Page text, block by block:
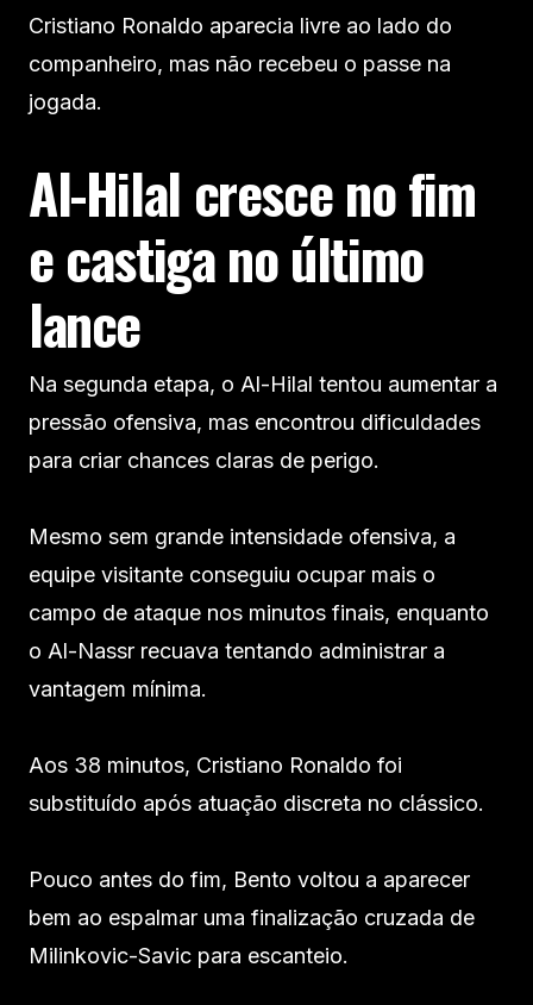
Cristiano Ronaldo aparecia livre ao lado do
companheiro, mas não recebeu o passe na
jogada.
Al-Hilal cresce no fim
e castiga no último
lance
Na segunda etapa, o Al-Hilal tentou aumentar a
pressão ofensiva, mas encontrou dificuldades
para criar chances claras de perigo.
Mesmo sem grande intensidade ofensiva, a
equipe visitante conseguiu ocupar mais o
campo de ataque nos minutos finais, enquanto
o Al-Nassr recuava tentando administrar a
vantagem mínima.
Aos 38 minutos, Cristiano Ronaldo foi
substituído após atuação discreta no clássico.
Pouco antes do fim, Bento voltou a aparecer
bem ao espalmar uma finalização cruzada de
Milinkovic-Savic para escanteio.